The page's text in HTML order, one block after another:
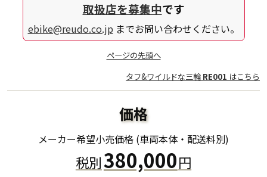
取扱店を募集中です
ebike@reudo.co.jpまでお問い合わせください。
ページの先頭へ
タフ&ワイルドな三輪 RE001 はこちら
価格
380,000